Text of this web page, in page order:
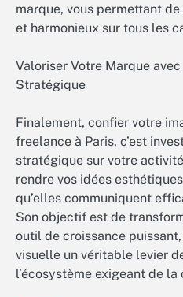
marque, vous permettant
et harmonieux sur tous les
Valoriser Votre Marque
Stratégique
Finalement, confier votre
freelance à Paris, c’est
stratégique sur votre
rendre vos idées
qu’elles communiquent
Son objectif est de
outil de croissance
visuelle un véritable levier
l’écosystème exigeant de la